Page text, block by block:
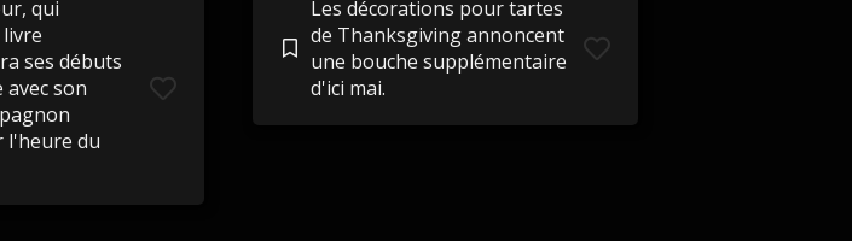
qui
ses débuts
son
l'heure du
Les décorations pour tartes
de Thanksgiving annoncent
une bouche supplémentaire
d'ici mai.